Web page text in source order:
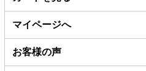
マイページへ
お客様の声